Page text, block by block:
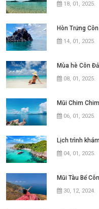
18, 01, 2025.
Hòn Trứng
14, 01, 2025.
08, 01, 2025.
Mũi Chim
06, 01, 2025.
04, 01, 2025.
30, 12, 2024.